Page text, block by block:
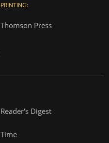
PRINTING:
Thomson Press
Reader's Digest
Time